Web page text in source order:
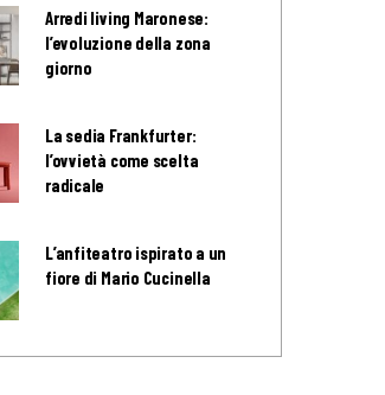
Arredi living Maronese:
l’evoluzione della zona
giorno
La sedia Frankfurter:
l’ovvietà come scelta
radicale
L’anfiteatro ispirato a un
fiore di Mario Cucinella